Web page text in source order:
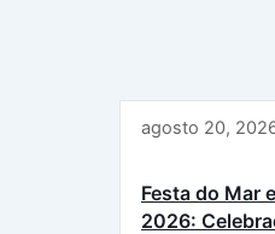
agosto 20,
Festa do Mar
2026: